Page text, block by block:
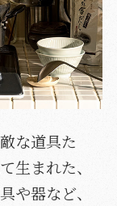
な道具た
生まれた、
や器など、